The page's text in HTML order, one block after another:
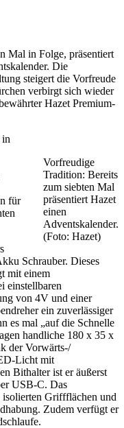
Mal in Folge, präsentiert
Die
steigert die Vorfreude
verbirgt sich wieder
Hazet Premium-
Vorfreudige
Tradition: Bereits
zum siebten Mal
präsentiert Hazet
einen
Adventskalender.
(Foto: Hazet)
in
für
Schrauber. Dieses
mit einem
einstellbaren
von 4V und einer
ein zuverlässiger
es mal „auf die Schnelle
handliche 180 x 35 x
der Vorwärts-/
Licht mit
Bithalter ist er äußerst
USB-C. Das
Griffflächen und
Zudem verfügt er